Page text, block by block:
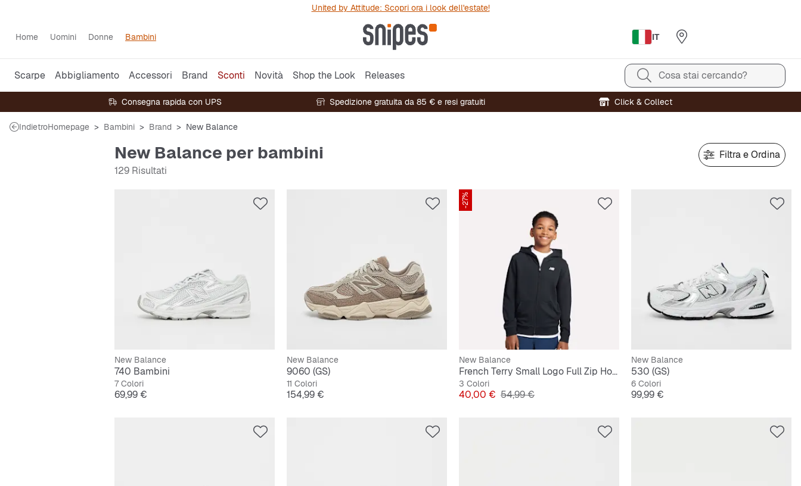
United by Attitude: Scopri ora i look dell'estate!
Home Uomini Donne Bambini IT
Scarpe Abbigliamento Accessori Brand Sconti Novità Shop the Look Releases Cosa stai cercando?
Consegna rapida con UPS Spedizione gratuita da 85 € e resi gratuiti Click & Collect
IndietroHomepage Bambini Brand New Balance
New Balance per bambini
129 Risultati
Filtra e Ordina
New Balance
740 Bambini
7 Colori
Prezzo
69,99 €
New Balance
9060 (GS)
11 Colori
Prezzo
154,99 €
-27%
New Balance
French Terry Small Logo Full Zip Hoodie
3 Colori
Prezzo
40,00 € Prezzo originale
54,99 €
New Balance
530 (GS)
6 Colori
Prezzo
99,99 €